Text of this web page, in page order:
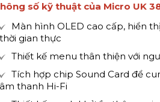
số kỹ thuật của Micro UK
Màn hình OLED cao cấp, hiển
thời gian thực
Thiết kế menu thân thiện với
Tích hợp chip Sound Card để
âm thanh Hi-Fi